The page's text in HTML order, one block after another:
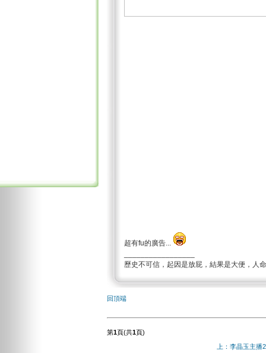
超有fu的廣告...
歷史不可信，起因是放屁，結果是大便，人
回頂端
第1頁(共1頁)
上：李晶玉主播